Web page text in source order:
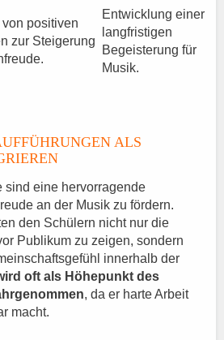
von positiven
zur Steigerung
Entwicklung einer
langfristigen
Begeisterung für
Musik.
ALS H
sind eine hervorragende
an der Musik zu fördern.
den Schülern nicht nur die
Publikum zu zeigen, sondern
innerhalb der
oft als Höhepunkt des
, da er harte Arbeit
macht.